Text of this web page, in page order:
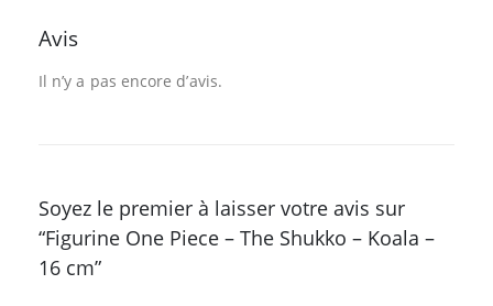
Avis
Il n’y a pas encore d’avis.
Soyez le premier à laisser votre avis sur
“Figurine One Piece – The Shukko – Koala –
16 cm”